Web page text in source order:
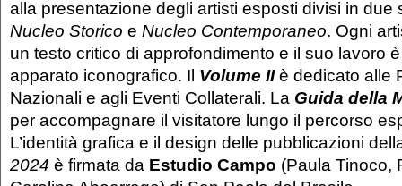
alla presentazione degli artisti esposti divisi in due
Nucleo Storico e Nucleo Contemporaneo. Ogni
un testo critico di approfondimento e il suo lavoro
apparato iconografico. Il Volume IIè dedicato alle
Nazionali e agli Eventi Collaterali. La Guida della
per accompagnare il visitatore lungo il percorso
L’identità grafica e il design delle pubblicazioni
2024 è firmata da Estudio Campo (Paula Tinoco,